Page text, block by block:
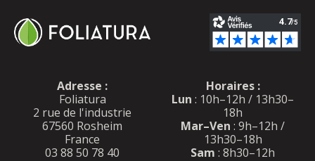
Adresse :
Foliatura
2 rue de l'industrie
67560 Rosheim
France
03 88 50 78 40
Horaires :
Lun : 10h–12h / 13h30–
18h
Mar–Ven : 9h–12h /
13h30–18h
Sam : 8h30–12h